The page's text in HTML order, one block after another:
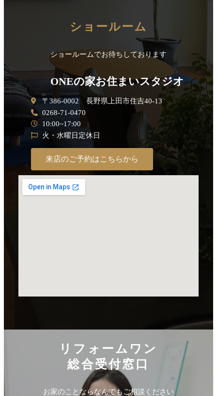
ショールーム
ショールームでお待ちしております
ONEの家お住まいスタジオ
〒386-0002 長野県上田市住吉40-13
0268-71-0470
10:00~17:00
火・水曜日定休日
来店のご予約はこちらから
リフォームワン
総合受付窓口
お家のことならなんでもご相談ください